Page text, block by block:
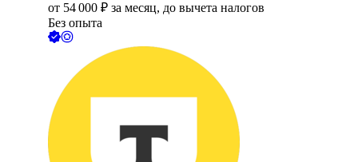
от 54 000 ₽ за месяц, до вычета налогов
Без опыта